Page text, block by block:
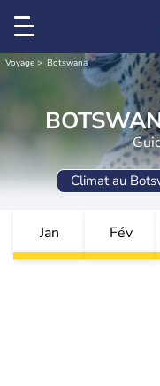
Voyage Botswana
Climat au
Jan Fév